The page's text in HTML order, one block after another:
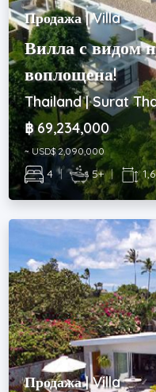
Продажа | Villa
Вилла с видом
воплощена!
Thailand | Surat
฿ 69,234,000
~ USD$ 2,090,000
4 | 5+ |
Продажа | Villa